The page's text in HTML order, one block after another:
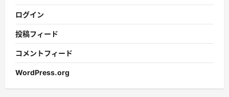
ログイン
投稿フィード
コメントフィード
WordPress.org